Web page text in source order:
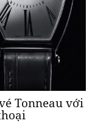
Tonneau với